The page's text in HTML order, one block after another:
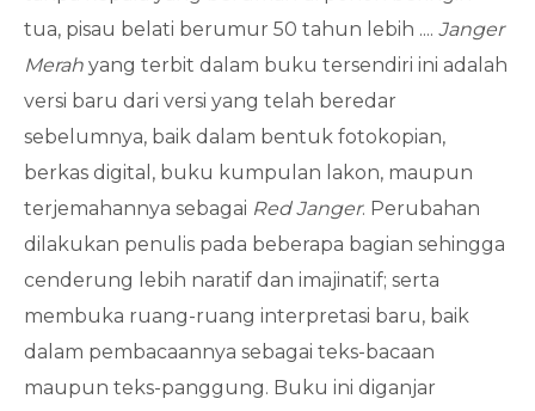
tua, pisau belati berumur 50 tahun lebih .... Janger
Merah yang terbit dalam buku tersendiri ini adalah
versi baru dari versi yang telah beredar
sebelumnya, baik dalam bentuk fotokopian,
berkas digital, buku kumpulan lakon, maupun
terjemahannya sebagai Red Janger. Perubahan
dilakukan penulis pada beberapa bagian sehingga
cenderung lebih naratif dan imajinatif; serta
membuka ruang-ruang interpretasi baru, baik
dalam pembacaannya sebagai teks-bacaan
maupun teks-panggung. Buku ini diganjar